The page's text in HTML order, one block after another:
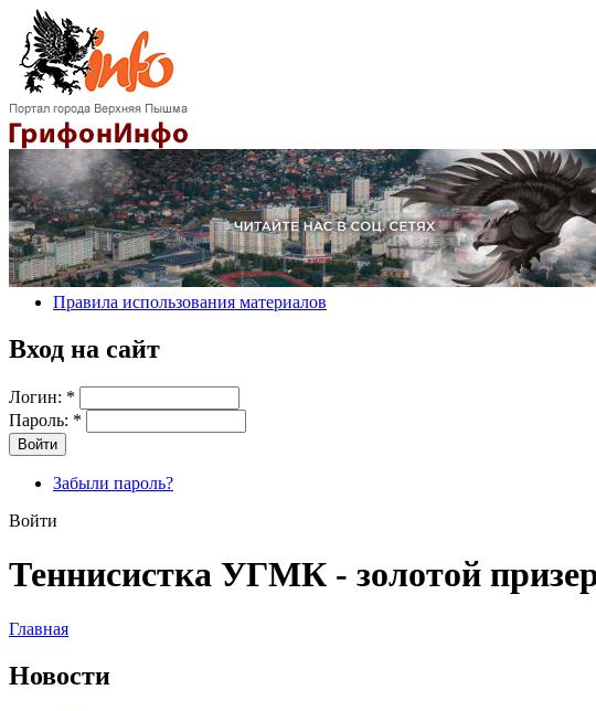
Правила использования материалов
Вход на сайт
Логин: *
Пароль: *
Забыли пароль?
Войти
Теннисистка УГМК - золотой
Главная
Новости